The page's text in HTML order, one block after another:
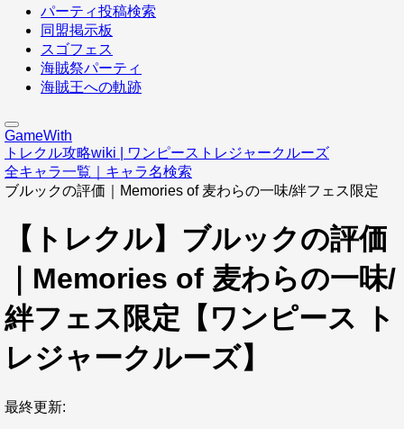
パーティ投稿検索
同盟掲示板
スゴフェス
海賊祭パーティ
海賊王への軌跡
GameWith
トレクル攻略wiki | ワンピーストレジャークルーズ
全キャラ一覧｜キャラ名検索
ブルックの評価｜Memories of 麦わらの一味/絆フェス限定
【トレクル】ブルックの評価
｜Memories of 麦わらの一味/
絆フェス限定【ワンピース ト
レジャークルーズ】
最終更新: